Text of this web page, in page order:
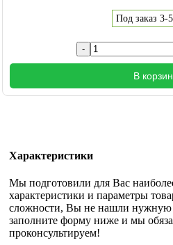
Под заказ 3-
В
Характеристики
Мы подготовили для Вас
характеристики и параметры
сложности, Вы не нашли
заполните форму ниже и мы
проконсультируем!